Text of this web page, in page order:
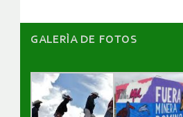
GALERÌA DE FOTOS